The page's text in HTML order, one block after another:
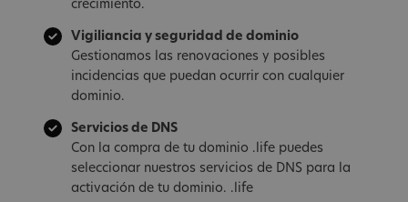
crecimiento.
Vigiliancia y seguridad de dominio
Gestionamos las renovaciones y posibles
incidencias que puedan ocurrir con cualquier
dominio.
Servicios de DNS
Con la compra de tu dominio .life puedes
seleccionar nuestros servicios de DNS para la
activación de tu dominio. .life